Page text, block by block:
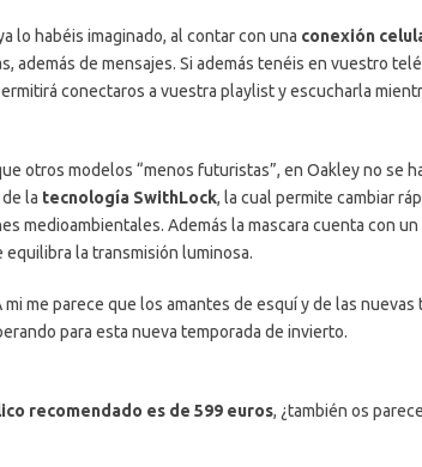
lo habéis imaginado, al contar con una conexión
además de mensajes. Si además tenéis en vuestro
conectaros a vuestra playlist y escucharla
otros modelos “menos futuristas”, en Oakley no se
la tecnología SwithLock, la cual permite cambiar
medioambientales. Además la mascara cuenta con
la transmisión luminosa.
mi me parece que los amantes de esquí y de las
para esta nueva temporada de invierto.
recomendado es de 599 euros, ¿también os